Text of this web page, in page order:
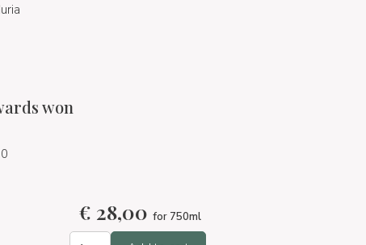
won
€ 28,00 for 750ml